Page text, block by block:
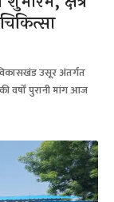
उसूर अंतर्गत
वर्षों पुरानी मांग आज